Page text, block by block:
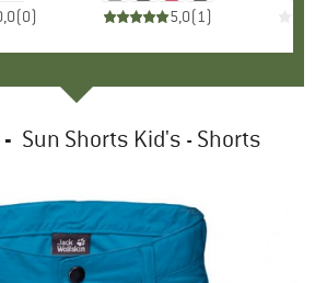
(0) 5,0(1)
- Sun Shorts Kid's - Shorts